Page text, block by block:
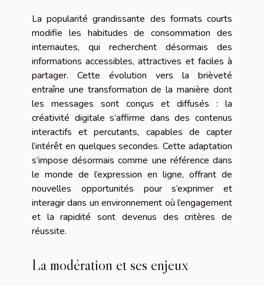
La popularité grandissante des formats courts
modifie les habitudes de consommation des
internautes, qui recherchent désormais des
informations accessibles, attractives et faciles à
partager. Cette évolution vers la brièveté
entraîne une transformation de la manière dont
les messages sont conçus et diffusés : la
créativité digitale s’affirme dans des contenus
interactifs et percutants, capables de capter
l’intérêt en quelques secondes. Cette adaptation
s’impose désormais comme une référence dans
le monde de l’expression en ligne, offrant de
nouvelles opportunités pour s’exprimer et
interagir dans un environnement où l’engagement
et la rapidité sont devenus des critères de
réussite.
La modération et ses enjeux